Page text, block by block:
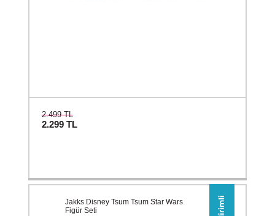
2.499 TL
2.299 TL
Jakks Disney Tsum Tsum Star Wars
Figür Seti